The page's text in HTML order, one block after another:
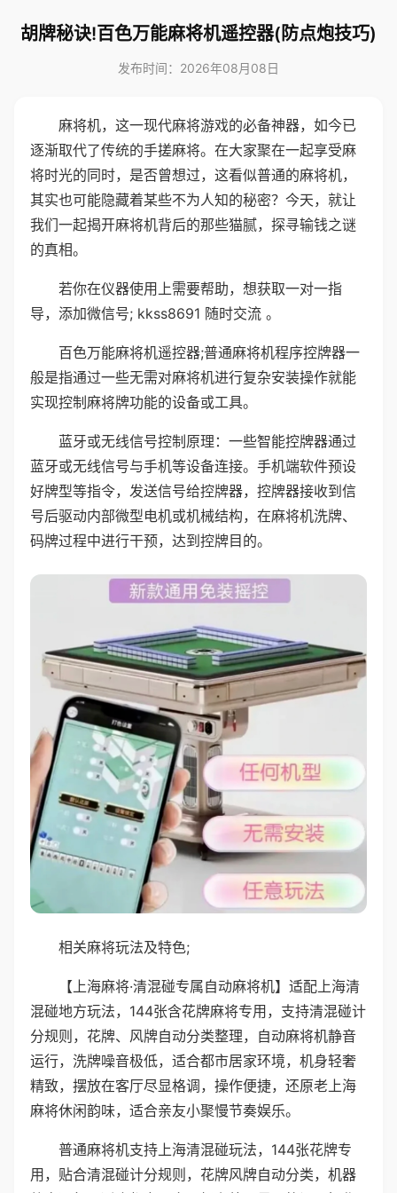
胡牌秘诀!百色万能麻将机遥控器(防点炮技巧)
发布时间：2026年08月08日
麻将机，这一现代麻将游戏的必备神器，如今已
逐渐取代了传统的手搓麻将。在大家聚在一起享受麻
将时光的同时，是否曾想过，这看似普通的麻将机，
其实也可能隐藏着某些不为人知的秘密？今天，就让
我们一起揭开麻将机背后的那些猫腻，探寻输钱之谜
的真相。
若你在仪器使用上需要帮助，想获取一对一指
导，添加微信号; kkss8691 随时交流 。
百色万能麻将机遥控器;普通麻将机程序控牌器一
般是指通过一些无需对麻将机进行复杂安装操作就能
实现控制麻将牌功能的设备或工具。
蓝牙或无线信号控制原理：一些智能控牌器通过
蓝牙或无线信号与手机等设备连接。手机端软件预设
好牌型等指令，发送信号给控牌器，控牌器接收到信
号后驱动内部微型电机或机械结构，在麻将机洗牌、
码牌过程中进行干预，达到控牌目的。
相关麻将玩法及特色;
【上海麻将·清混碰专属自动麻将机】适配上海清
混碰地方玩法，144张含花牌麻将专用，支持清混碰计
分规则，花牌、风牌自动分类整理，自动麻将机静音
运行，洗牌噪音极低，适合都市居家环境，机身轻奢
精致，摆放在客厅尽显格调，操作便捷，还原老上海
麻将休闲韵味，适合亲友小聚慢节奏娱乐。
普通麻将机支持上海清混碰玩法，144张花牌专
用，贴合清混碰计分规则，花牌风牌自动分类，机器